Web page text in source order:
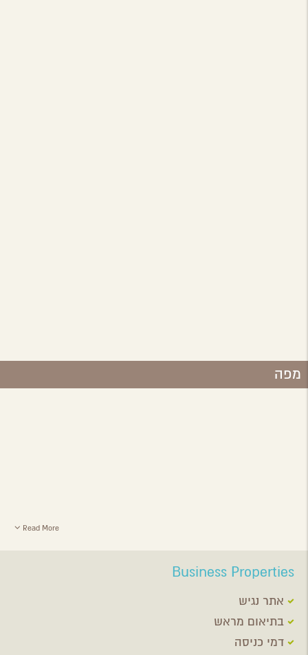
מפה
Read More
Business Properties
אתר נגיש
בתיאום מראש
דמי כניסה